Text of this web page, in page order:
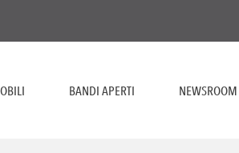
BANDI APERTI NEWSROOM